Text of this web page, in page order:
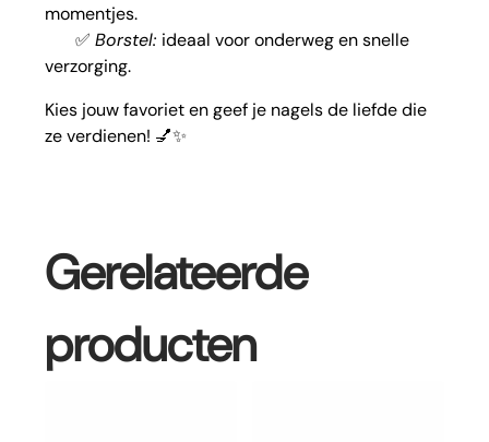
momentjes.
✅Borstel: ideaal voor onderweg en snelle
verzorging.
Kies jouw favoriet en geef je nagels de liefde die
ze verdienen! 💅✨
Gerelateerde
producten